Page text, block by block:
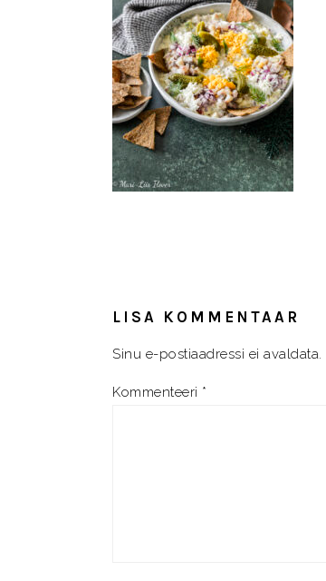
LISA KOMMENTAAR
Sinu e-postiaadressi ei avaldata.
Kommenteeri *